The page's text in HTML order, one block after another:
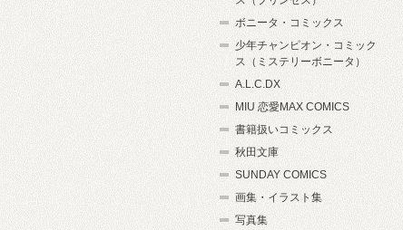
ボニータ・コミックス
少年チャンピオン・コミック
ス（ミステリーボニータ）
A.L.C.DX
MIU 恋愛MAX COMICS
書籍扱いコミックス
秋田文庫
SUNDAY COMICS
画集・イラスト集
写真集